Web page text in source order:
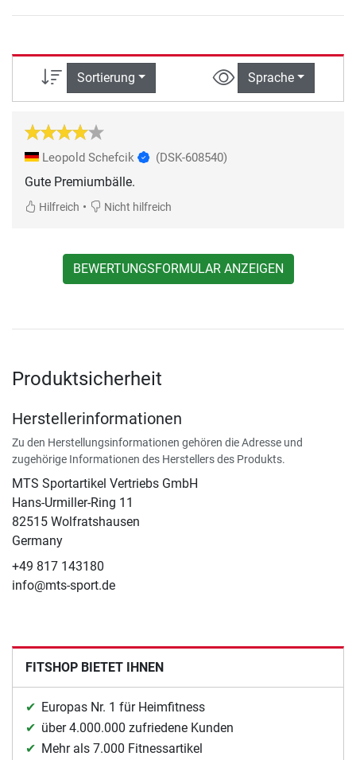
Sortierung Sprache
Leopold Schefcik (DSK-608540)
Gute Premiumbälle.
Hilfreich • Nicht hilfreich
BEWERTUNGSFORMULAR ANZEIGEN
Produktsicherheit
Herstellerinformationen
Zu den Herstellungsinformationen gehören die Adresse und
zugehörige Informationen des Herstellers des Produkts.
MTS Sportartikel Vertriebs GmbH
Hans-Urmiller-Ring 11
82515 Wolfratshausen
Germany
+49 817 143180
info@mts-sport.de
FITSHOP BIETET IHNEN
Europas Nr. 1 für Heimfitness
über 4.000.000 zufriedene Kunden
Mehr als 7.000 Fitnessartikel